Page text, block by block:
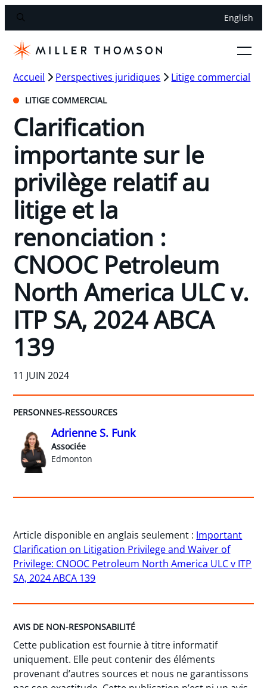
English
Accueil Perspectives juridiques Litige commercial
LITIGE COMMERCIAL
Clarification
importante sur le
privilège relatif au
litige et la
renonciation :
CNOOC Petroleum
North America ULC v.
ITP SA, 2024 ABCA
139
11 JUIN 2024
PERSONNES-RESSOURCES
Adrienne S. Funk
Associée
Edmonton
Article disponible en anglais seulement : Important
Clarification on Litigation Privilege and Waiver of
Privilege: CNOOC Petroleum North America ULC v ITP
SA, 2024 ABCA 139
AVIS DE NON-RESPONSABILITÉ
Cette publication est fournie à titre informatif
uniquement. Elle peut contenir des éléments
provenant d’autres sources et nous ne garantissons